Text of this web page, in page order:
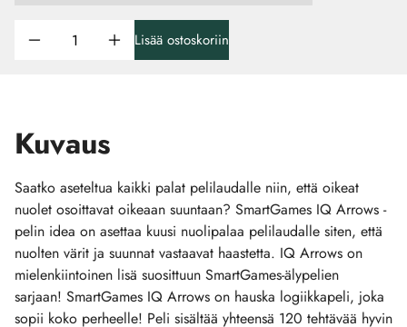
Lisää ostoskoriin
Kuvaus
Saatko aseteltua kaikki palat pelilaudalle niin, että oikeat
nuolet osoittavat oikeaan suuntaan? SmartGames IQ Arrows -
pelin idea on asettaa kuusi nuolipalaa pelilaudalle siten, että
nuolten värit ja suunnat vastaavat haastetta. IQ Arrows on
mielenkiintoinen lisä suosittuun SmartGames-älypelien
sarjaan! SmartGames IQ Arrows on hauska logiikkapeli, joka
sopii koko perheelle! Peli sisältää yhteensä 120 tehtävää hyvin